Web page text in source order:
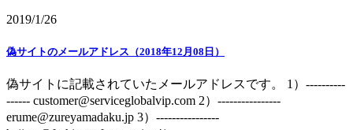
2019/1/26
偽サイトのメールアドレス（2018年12月08日）
偽サイトに記載されていたメールアドレスです。 1）----------
------ customer@serviceglobalvip.com 2）----------------
erume@zureyamadaku.jp 3）----------------